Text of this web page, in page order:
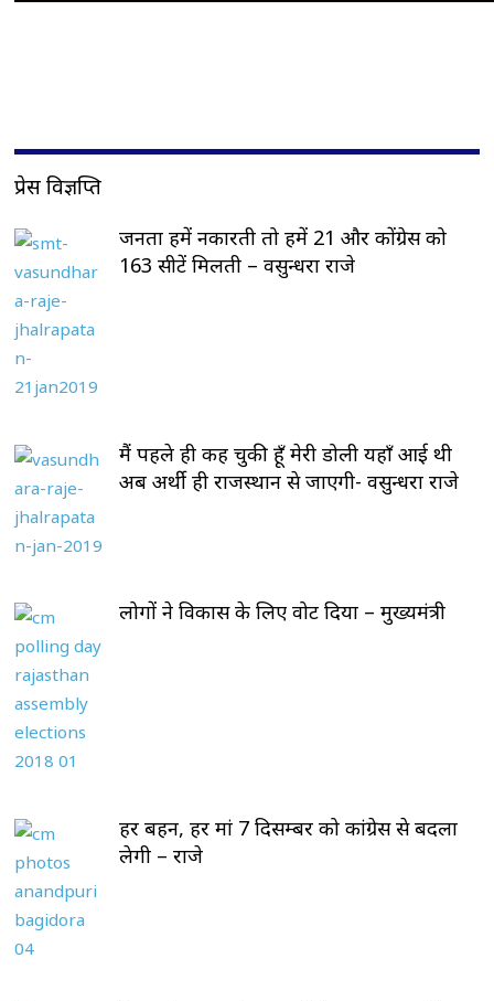
प्रेस विज्ञप्ति
जनता हमें नकारती तो हमें 21 और कोंग्रेस को
163 सीटें मिलती – वसुन्धरा राजे
मैं पहले ही कह चुकी हूँ मेरी डोली यहाँ आई थी
अब अर्थी ही राजस्थान से जाएगी- वसुन्धरा राजे
लोगों ने विकास के लिए वोट दिया – मुख्यमंत्री
हर बहन, हर मां 7 दिसम्बर को कांग्रेस से बदला
लेगी – राजे